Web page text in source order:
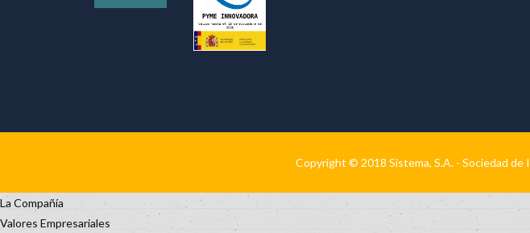
Copyright © 2018 Sistema, S.A. - Sociedad
La Compañía
Valores Empresariales